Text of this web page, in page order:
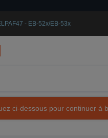
- EB-52x/EB-53x
ci-dessous pour continuer à